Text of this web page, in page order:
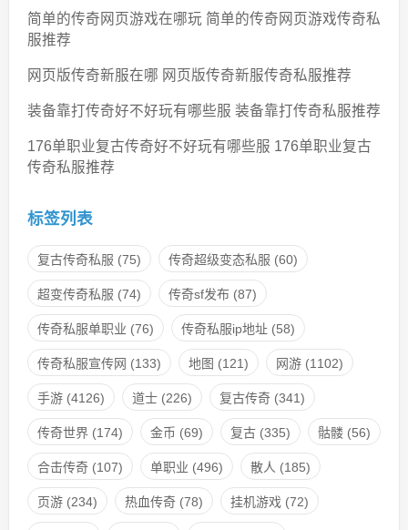
简单的传奇网页游戏在哪玩 简单的传奇网页游戏传奇私
服推荐
网页版传奇新服在哪 网页版传奇新服传奇私服推荐
装备靠打传奇好不好玩有哪些服 装备靠打传奇私服推荐
176单职业复古传奇好不好玩有哪些服 176单职业复古
传奇私服推荐
标签列表
复古传奇私服 (75) 传奇超级变态私服 (60)
超变传奇私服 (74) 传奇sf发布(87)
传奇私服单职业 (76) 传奇私服ip地址(58)
传奇私服宣传网 (133) 地图 (121) 网游(1102)
手游(4126) 道士(226) 复古传奇(341)
传奇世界(174) 金币 (69) 复古(335) 骷髅(56)
合击传奇(107) 单职业 (496) 散人 (185)
页游(234) 热血传奇(78) 挂机游戏 (72)